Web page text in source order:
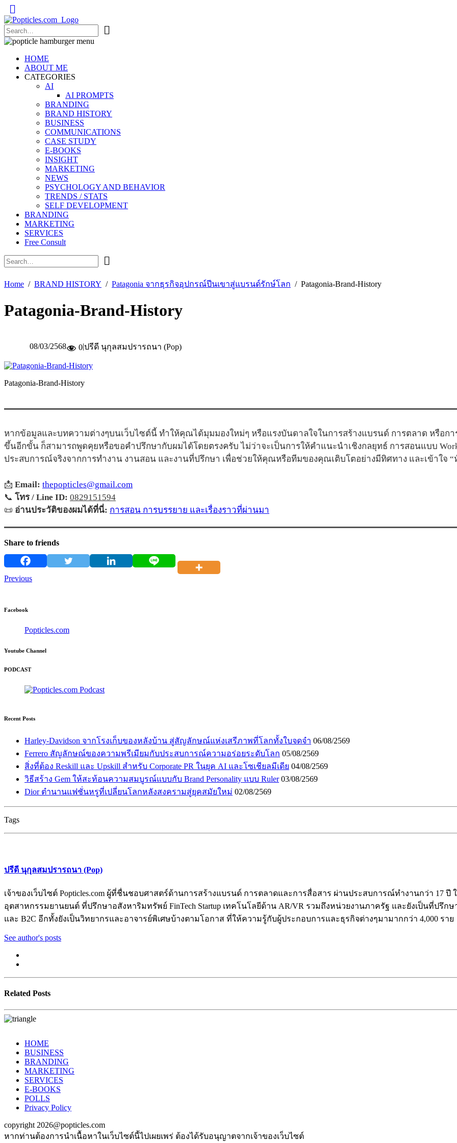
Popticles.com
HOME
ABOUT ME
CATEGORIES
AI
AI PROMPTS
BRANDING
BRAND HISTORY
BUSINESS
COMMUNICATIONS
CASE STUDY
E-BOOKS
INSIGHT
MARKETING
NEWS
PSYCHOLOGY AND BEHAVIOR
TRENDS / STATS
SELF DEVELOPMENT
BRANDING
MARKETING
SERVICES
Free Consult
Home BRAND HISTORY Patagonia จากธุรกิจอุปกรณ์ปีนเขาสู่แบรนด์รักษ์โลก Patagonia-Brand-History
Patagonia-Brand-History
08/03/2568 0|ปรีดี นุกุลสมปรารถนา (Pop)
Patagonia-Brand-History
หากข้อมูลและบทความต่างๆบนเว็บไซต์นี้ ทำให้คุณได้มุมมองใหม่ๆ หรือแรงบันดาลใจในการสร้างแบรนด์ การตลาด หรือก
ขึ้นอีกขั้น ก็สามารถพูดคุยหรือขอคำปรึกษากับผมได้โดยตรงครับ ไม่ว่าจะเป็นการให้คำแนะนำเชิงกลยุทธ์ การสอนแบบ
ประสบการณ์จริงจากการทำงาน งานสอน และงานที่ปรึกษา เพื่อช่วยให้คุณหรือทีมของคุณเติบโตอย่างมีทิศทาง และเข้าใจ
📩 Email: thepopticles@gmail.com
📞 โทร / Line ID: 0829151594
📜 อ่านประวัติของผมได้ที่นี่: การสอน การบรรยาย และเรื่องราวที่ผ่านมา
Share to friends
Previous
Facebook
Popticles.com
Youtube Channel
PODCAST
Recent Posts
Harley-Davidson จากโรงเก็บของหลังบ้าน สู่สัญลักษณ์แห่งเสรีภาพที่โลกทั้งใบจดจำ 06/08/2569
Ferrero สัญลักษณ์ของความพรีเมียมกับประสบการณ์ความอร่อยระดับโลก 05/08/2569
สิ่งที่ต้อง Reskill และ Upskill สำหรับ Corporate PR ในยุค AI และโซเชียลมีเดีย 04/08/2569
วิธีสร้าง Gem ให้สะท้อนความสมบูรณ์แบบกับ Brand Personality แบบ Ruler 03/08/2569
Dior ตำนานแฟชั่นหรูที่เปลี่ยนโลกหลังสงครามสู่ยุคสมัยใหม่ 02/08/2569
Tags
ปรีดี นุกุลสมปรารถนา (Pop)
เจ้าของเว็บไซต์ Popticles.com ผู้ที่ชื่นชอบศาสตร์ด้านการสร้างแบรนด์ การตลาดและการสื่อสาร ผ่านประสบการณ์ทำงานกว่า 17
อุตสาหกรรมยานยนต์ ที่ปรึกษาอสังหาริมทรัพย์ FinTech Startup เทคโนโลยีด้าน AR/VR รวมถึงหน่วยงานภาครัฐ และยังเป็นที่ปรึก
และ B2C อีกทั้งยังเป็นวิทยากรและอาจารย์พิเศษบ้างตามโอกาส ที่ให้ความรู้กับผู้ประกอบการและธุรกิจต่างๆมามากกว่า 4,000 ราย
See author's posts
Related Posts
HOME
BUSINESS
BRANDING
MARKETING
SERVICES
E-BOOKS
POLLS
Privacy Policy
copyright 2026@popticles.com
หากท่านต้องการนำเนื้อหาในเว็บไซต์นี้ไปเผยเพร่ ต้องได้รับอนุญาตจากเจ้าของเว็บไซต์